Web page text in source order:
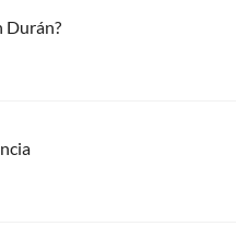
Durán?